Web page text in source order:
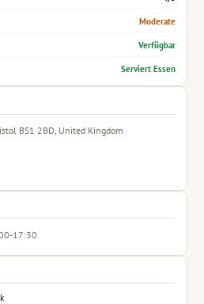
Moderate
Verfügbar
Serviert Essen
BS1 2BD, United Kingdom
17:30